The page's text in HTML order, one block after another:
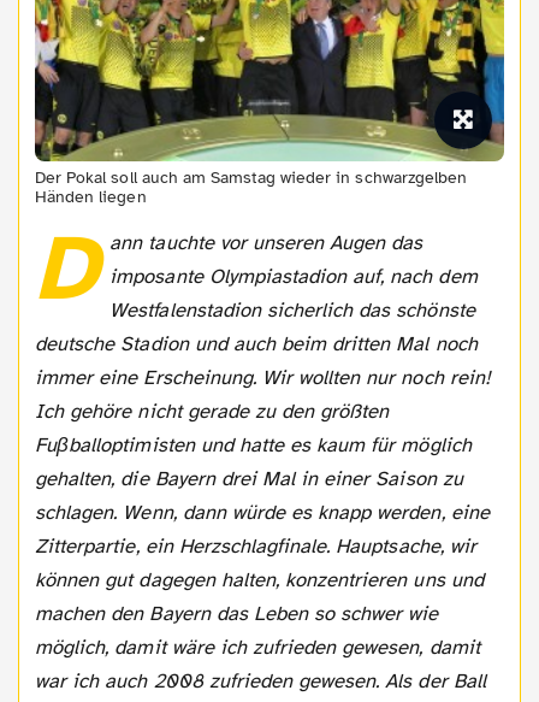
Der Pokal soll auch am Samstag wieder in schwarzgelben
Händen liegen
D ann tauchte vor unseren Augen das
imposante Olympiastadion auf, nach dem
Westfalenstadion sicherlich das schönste
deutsche Stadion und auch beim dritten Mal noch
immer eine Erscheinung. Wir wollten nur noch rein!
Ich gehöre nicht gerade zu den größten
Fuβballoptimisten und hatte es kaum für möglich
gehalten, die Bayern drei Mal in einer Saison zu
schlagen. Wenn, dann würde es knapp werden, eine
Zitterpartie, ein Herzschlagfinale. Hauptsache, wir
können gut dagegen halten, konzentrieren uns und
machen den Bayern das Leben so schwer wie
möglich, damit wäre ich zufrieden gewesen, damit
war ich auch 2008 zufrieden gewesen. Als der Ball